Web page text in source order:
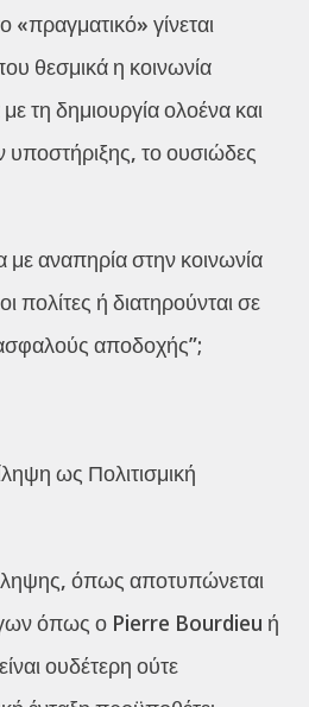
«πραγματικό» γίνεται
θεσμικά η κοινωνία
τη δημιουργία ολοένα και
το ουσιώδες
με αναπηρία στην κοινωνία
πολίτες ή διατηρούνται σε
αποδοχής”;
ως Πολιτισμική
όπως αποτυπώνεται
όπως ο Pierre Bourdieu ή
ουδέτερη ούτε